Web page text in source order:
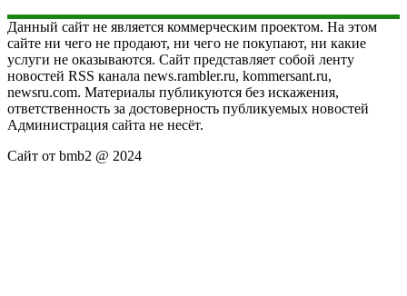
Данный сайт не является коммерческим проектом. На этом
сайте ни чего не продают, ни чего не покупают, ни какие
услуги не оказываются. Сайт представляет собой ленту
новостей RSS канала news.rambler.ru, kommersant.ru,
newsru.com. Материалы публикуются без искажения,
ответственность за достоверность публикуемых новостей
Администрация сайта не несёт.
Сайт от bmb2 @ 2024